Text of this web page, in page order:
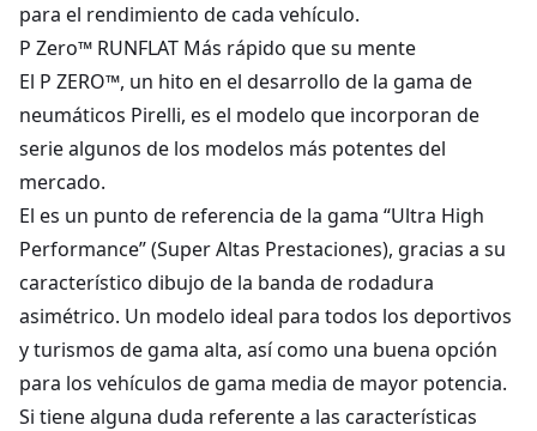
para el rendimiento de cada vehículo.
P Zero™ RUNFLAT Más rápido que su mente
El P ZERO™, un hito en el desarrollo de la gama de
neumáticos Pirelli, es el modelo que incorporan de
serie algunos de los modelos más potentes del
mercado.
El es un punto de referencia de la gama “Ultra High
Performance” (Super Altas Prestaciones), gracias a su
característico dibujo de la banda de rodadura
asimétrico. Un modelo ideal para todos los deportivos
y turismos de gama alta, así como una buena opción
para los vehículos de gama media de mayor potencia.
Si tiene alguna duda referente a las características